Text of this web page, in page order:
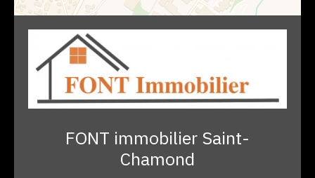
FONT immobilier Saint-
Chamond